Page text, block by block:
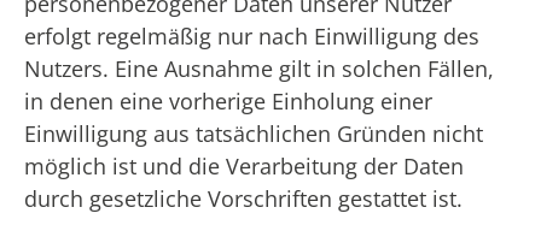
erfolgt regelmäßig nur nach Einwilligung des
Nutzers. Eine Ausnahme gilt in solchen Fällen,
in denen eine vorherige Einholung einer
Einwilligung aus tatsächlichen Gründen nicht
möglich ist und die Verarbeitung der Daten
durch gesetzliche Vorschriften gestattet ist.